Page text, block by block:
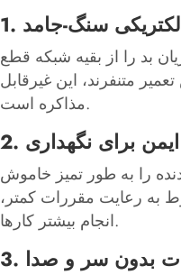
سنگ-جامد
بد را از بقیه شبکه قطع
متنفرند، این غیرقابل
مذاکره است.
ایمن برای نگهداری
را به طور تمیز خاموش
به رعایت مقررات کمتر،
انجام بیشتر کارها.
بدون سر و صدا